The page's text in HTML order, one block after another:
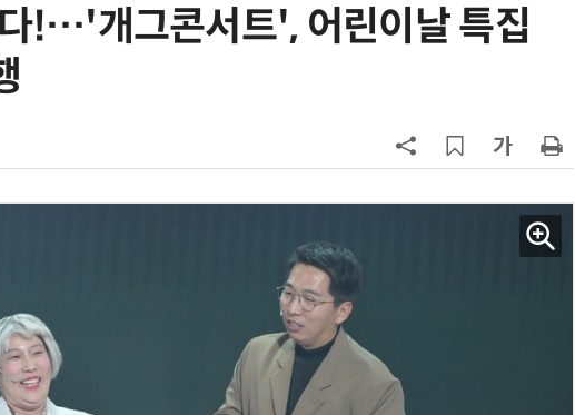
!…'개그콘서트', 어린이날 특집
AI Native Enterprise를 지원하는 AI Ready Data 플랫폼 활용 전략 AI 시대의 옵저버빌리티: GPU·LLM 모니터링부터 AI 기반 장애 대응까지